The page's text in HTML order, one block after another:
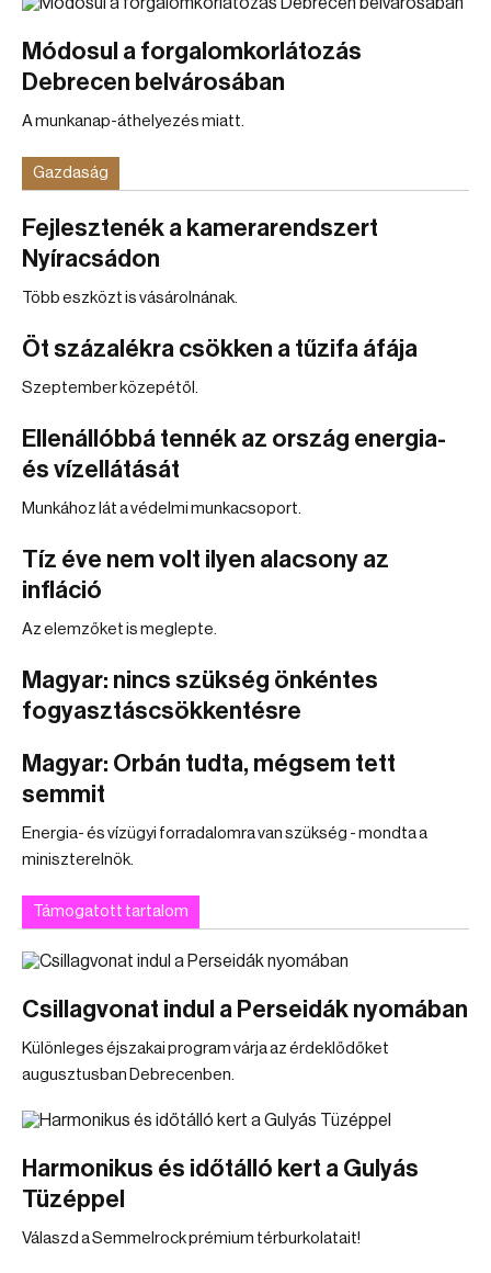
Módosul a forgalomkorlátozás
Debrecen belvárosában
A munkanap-áthelyezés miatt.
Gazdaság
Fejlesztenék a kamerarendszert
Nyíracsádon
Több eszközt is vásárolnának.
Öt százalékra csökken a tűzifa áfája
Szeptember közepétől.
Ellenállóbbá tennék az ország energia-
és vízellátását
Munkához lát a védelmi munkacsoport.
Tíz éve nem volt ilyen alacsony az
infláció
Az elemzőket is meglepte.
Magyar: nincs szükség önkéntes
fogyasztáscsökkentésre
Magyar: Orbán tudta, mégsem tett
semmit
Energia- és vízügyi forradalomra van szükség - mondta a
miniszterelnök.
Támogatott tartalom
Csillagvonat indul a Perseidák nyomában
Különleges éjszakai program várja az érdeklődőket
augusztusban Debrecenben.
Harmonikus és időtálló kert a Gulyás
Tüzéppel
Válaszd a Semmelrock prémium térburkolatait!